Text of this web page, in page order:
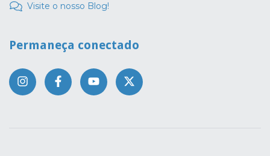
Visite o nosso Blog!
Permaneça conectado